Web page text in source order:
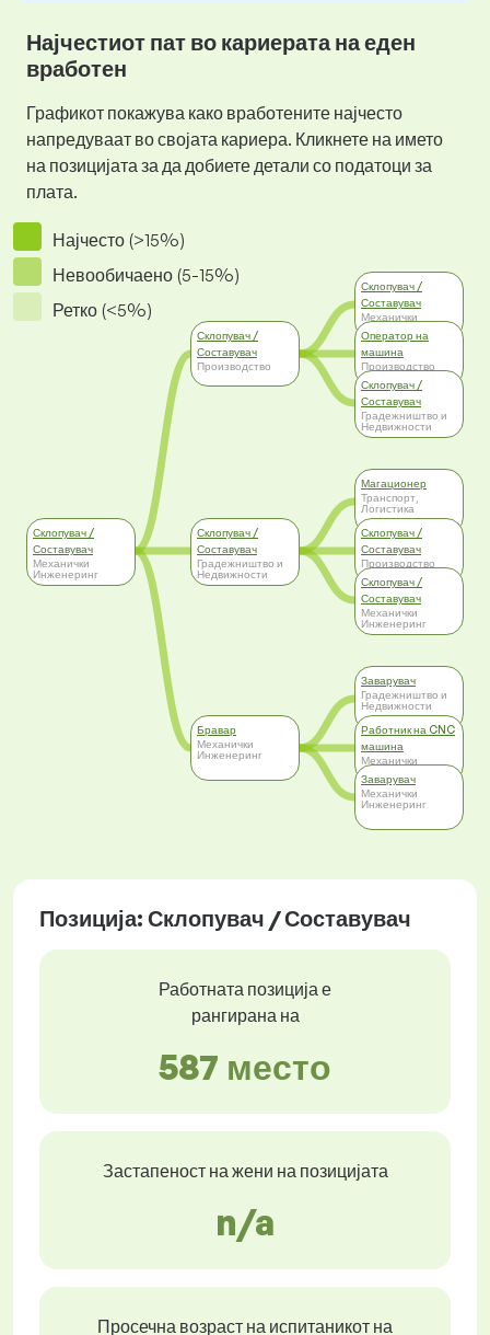
Најчестиот пат во кариерата на еден
вработен
Графикот покажува како вработените најчесто
напредуваат во својата кариера. Кликнете на името
на позицијата за да добиете детали со податоци за
плата.
Најчесто (>15%)
Невообичаено (5-15%)
Ретко (<5%)
Склопувач /
Составувач
Механички
Инженеринг
Склопувач /
Составувач
Производство
Склопувач /
Составувач
Градежништво и
Недвижности
Бравар
Механички
Инженеринг
Склопувач /
Составувач
Механички
Инженеринг
Оператор на
машина
Производство
Склопувач /
Составувач
Градежништво и
Недвижности
Магационер
Транспорт,
Логистика
Склопувач /
Составувач
Производство
Склопувач /
Составувач
Механички
Инженеринг
Заварувач
Градежништво и
Недвижности
Работник на CNC
машина
Механички
Инженеринг
Заварувач
Механички
Инженеринг
Позиција: Склопувач / Составувач
Работната позиција е
рангирана на
587 место
Застапеност на жени на позицијата
n/a
Просечна возраст на испитаникот на